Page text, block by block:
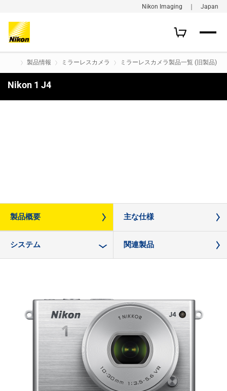
Nikon Imaging ｜ Japan
製品情報 ミラーレスカメラ ミラーレスカメラ製品一覧 (旧製品)
Nikon 1 J4
製品概要 主な仕様
システム 関連製品